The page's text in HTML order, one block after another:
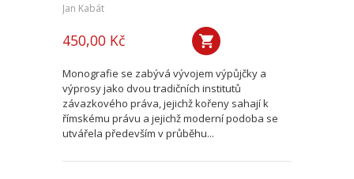
Jan Kabát
450,00 Kč
Monografie se zabývá vývojem výpůjčky a
výprosy jako dvou tradičních institutů
závazkového práva, jejichž kořeny sahají k
římskému právu a jejichž moderní podoba se
utvářela především v průběhu...